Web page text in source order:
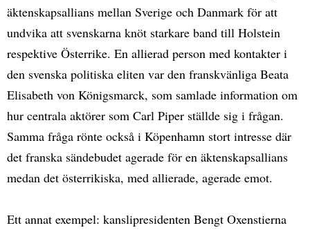
äktenskapsallians mellan Sverige och Danmark för att
undvika att svenskarna knöt starkare band till Holstein
respektive Österrike. En allierad person med kontakter i
den svenska politiska eliten var den franskvänliga Beata
Elisabeth von Königsmarck, som samlade information om
hur centrala aktörer som Carl Piper ställde sig i frågan.
Samma fråga rönte också i Köpenhamn stort intresse där
det franska sändebudet agerade för en äktenskapsallians
medan det österrikiska, med allierade, agerade emot.
Ett annat exempel: kanslipresidenten Bengt Oxenstierna